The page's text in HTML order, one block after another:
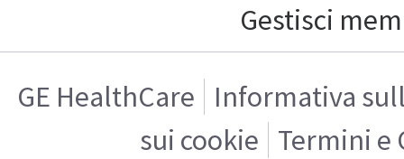
Gestisci
GE HealthCare
Informativa
sui cookie Termini e